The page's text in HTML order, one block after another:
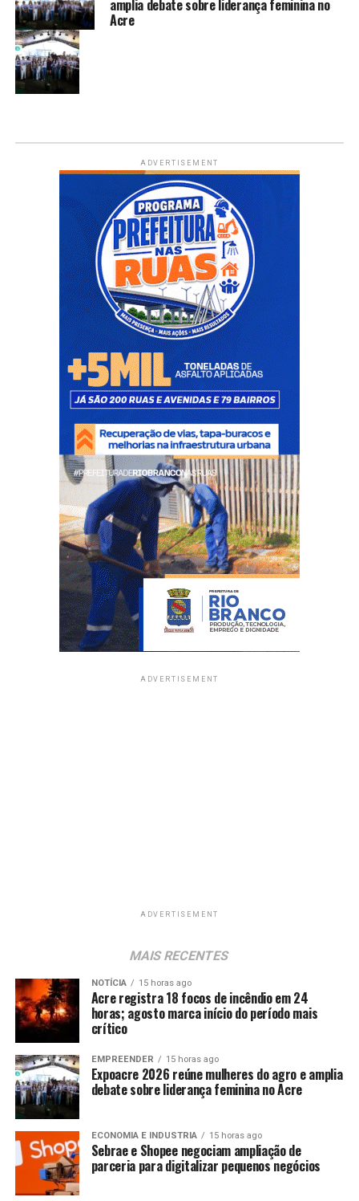
amplia debate sobre liderança feminina no
Acre
ADVERTISEMENT
ADVERTISEMENT
ADVERTISEMENT
MAIS RECENTES
NOTÍCIA 15 horas ago
Acre registra 18 focos de incêndio em 24
horas; agosto marca início do período mais
crítico
EMPREENDER 15 horas ago
Expoacre 2026 reúne mulheres do agro e amplia
debate sobre liderança feminina no Acre
ECONOMIA E INDUSTRIA 15 horas ago
Sebrae e Shopee negociam ampliação de
parceria para digitalizar pequenos negócios